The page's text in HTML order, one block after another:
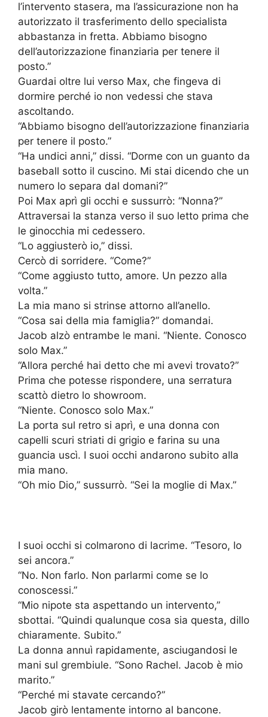
l’intervento stasera, ma l’assicurazione non ha
autorizzato il trasferimento dello specialista
abbastanza in fretta. Abbiamo bisogno
dell’autorizzazione finanziaria per tenere il
posto.”
Guardai oltre lui verso Max, che fingeva di
dormire perché io non vedessi che stava
ascoltando.
“Abbiamo bisogno dell’autorizzazione finanziaria
per tenere il posto.”
“Ha undici anni,” dissi. “Dorme con un guanto da
baseball sotto il cuscino. Mi stai dicendo che un
numero lo separa dal domani?”
Poi Max aprì gli occhi e sussurrò: “Nonna?”
Attraversai la stanza verso il suo letto prima che
le ginocchia mi cedessero.
“Lo aggiusterò io,” dissi.
Cercò di sorridere. “Come?”
“Come aggiusto tutto, amore. Un pezzo alla
volta.”
La mia mano si strinse attorno all’anello.
“Cosa sai della mia famiglia?” domandai.
Jacob alzò entrambe le mani. “Niente. Conosco
solo Max.”
“Allora perché hai detto che mi avevi trovato?”
Prima che potesse rispondere, una serratura
scattò dietro lo showroom.
“Niente. Conosco solo Max.”
La porta sul retro si aprì, e una donna con
capelli scuri striati di grigio e farina su una
guancia uscì. I suoi occhi andarono subito alla
mia mano.
“Oh mio Dio,” sussurrò. “Sei la moglie di Max.”
I suoi occhi si colmarono di lacrime. “Tesoro, lo
sei ancora.”
“No. Non farlo. Non parlarmi come se lo
conoscessi.”
“Mio nipote sta aspettando un intervento,”
sbottai. “Quindi qualunque cosa sia questa, dillo
chiaramente. Subito.”
La donna annuì rapidamente, asciugandosi le
mani sul grembiule. “Sono Rachel. Jacob è mio
marito.”
“Perché mi stavate cercando?”
Jacob girò lentamente intorno al bancone.